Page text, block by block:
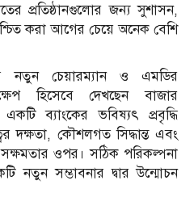
প্রতিষ্ঠানগুলোর জন্য সুশাসন,
করা আগের চেয়ে অনেক বেশি
নতুন চেয়ারম্যান ও এমডির
হিসেবে দেখছেন বাজার
ব্যাংকের ভবিষ্যৎ প্রবৃদ্ধি
দক্ষতা, কৌশলগত সিদ্ধান্ত এবং
সক্ষমতার ওপর। সঠিক পরিকল্পনা
নতুন সম্ভাবনার দ্বার উন্মোচন